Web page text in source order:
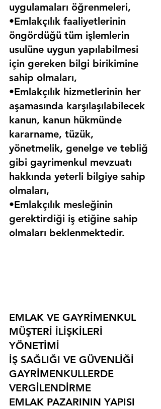
uygulamaları öğrenmeleri,
•Emlakçılık faaliyetlerinin
öngördüğü tüm işlemlerin
usulüne uygun yapılabilmesi
için gereken bilgi birikimine
sahip olmaları,
•Emlakçılık hizmetlerinin her
aşamasında karşılaşılabilecek
kanun, kanun hükmünde
kararname, tüzük,
yönetmelik, genelge ve tebliğ
gibi gayrimenkul mevzuatı
hakkında yeterli bilgiye sahip
olmaları,
•Emlakçılık mesleğinin
gerektirdiği iş etiğine sahip
olmaları beklenmektedir.
EMLAK VE GAYRİMENKUL
MÜŞTERİ İLİŞKİLERİ
YÖNETİMİ
İŞ SAĞLIĞI VE GÜVENLİĞİ
GAYRİMENKULLERDE
VERGİLENDİRME
EMLAK PAZARININ YAPISI